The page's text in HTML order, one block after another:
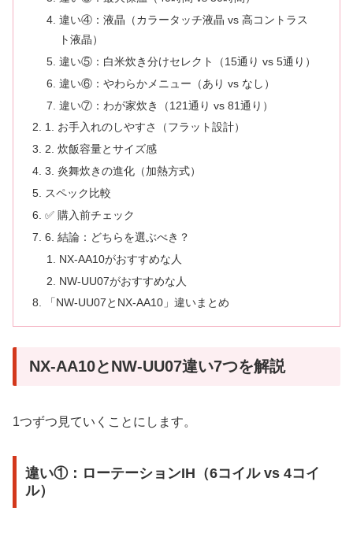
違い④：液晶（カラータッチ液晶 vs 高コントラス
ト液晶）
違い⑤：白米炊き分けセレクト（15通り vs 5通り）
違い⑥：やわらかメニュー（あり vs なし）
違い⑦：わが家炊き（121通り vs 81通り）
1. お手入れのしやすさ（フラット設計）
2. 炊飯容量とサイズ感
3. 炎舞炊きの進化（加熱方式）
スペック比較
✅ 購入前チェック
6. 結論：どちらを選ぶべき？
NX-AA10がおすすめな人
NW-UU07がおすすめな人
「NW-UU07とNX-AA10」違いまとめ
NX-AA10とNW-UU07違い7つを解説
1つずつ見ていくことにします。
違い①：ローテーションIH（6コイル vs 4コイ
ル）